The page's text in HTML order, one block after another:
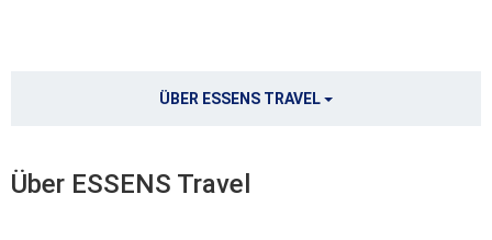
ÜBER ESSENS TRAVEL
Über ESSENS Travel